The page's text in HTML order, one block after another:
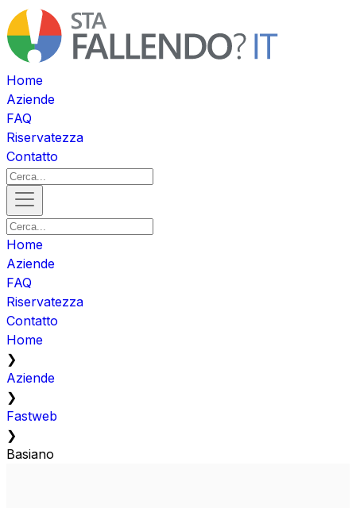
Home
Aziende
FAQ
Riservatezza
Contatto
Home
Aziende
FAQ
Riservatezza
Contatto
Home
❯
Aziende
❯
Fastweb
❯
Basiano